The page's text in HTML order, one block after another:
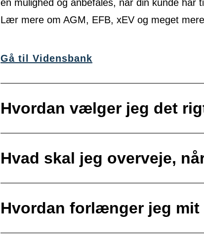
en mulighed og anbefales, når din kunde har
Lær mere om AGM, EFB, xEV og meget
Gå til Vidensbank
Hvordan vælger jeg det
Hvad skal jeg overveje,
Hvordan forlænger jeg